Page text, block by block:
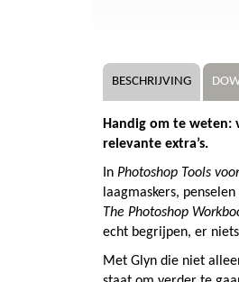
BESCHRIJVING
Handig om te weten:
relevante extra’s.
In Photoshop Tools
laagmaskers,
The Photoshop
echt begrijpen, er
Met Glyn die niet